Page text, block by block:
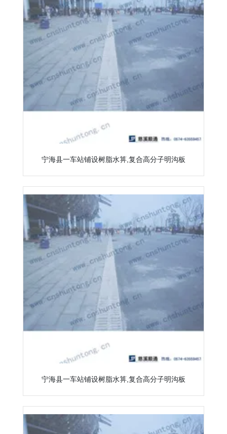
宁海县一车站铺设树脂水箅,复合高分子明沟板
宁海县一车站铺设树脂水箅,复合高分子明沟板